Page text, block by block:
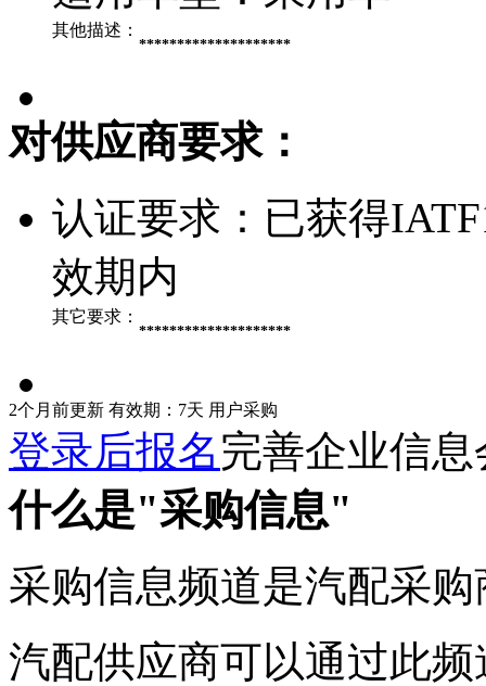
其他描述：
********************
对供应商要求：
认证要求： 已获得
效期内
其它要求：
********************
2个月前更新 有效期：7天 用户采购
登录后报名完善企业信
什么是"采购信息"
采购信息频道是汽配采
汽配供应商可以通过此